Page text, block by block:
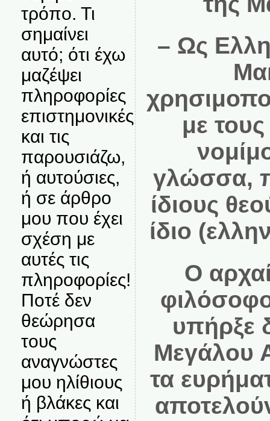
τρόπο. Τι
σημαίνει
αυτό; ότι έχω
μαζέψει
πληροφορίες
επιστημονικές
και τις
παρουσιάζω,
ή αυτούσιες,
ή σε άρθρο
μου που έχει
σχέση με
αυτές τις
πληροφορίες!
Ποτέ δεν
θεώρησα
τους
αναγνώστες
μου ηλίθιους
ή βλάκες και
– Ως
με
γλώσσα,
ίδιους
ίδιο
Ο
υπήρξε
Μεγάλου
τα